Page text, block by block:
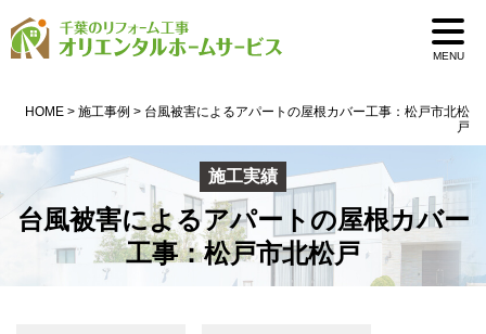
MENU
HOME > 施工事例 > 台風被害によるアパートの屋根カバー工事：松戸市北松
戸
施工実績
台風被害によるアパートの屋根カバー
工事：松戸市北松戸